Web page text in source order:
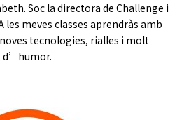
Soc la directora de Challenge i
meves classes aprendràs amb
tecnologies, rialles i molt
d’humor.